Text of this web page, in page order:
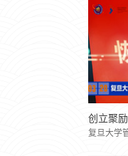
创立聚励
复旦大学